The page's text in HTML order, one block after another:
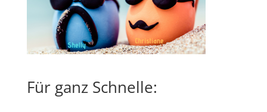
Für ganz Schnelle: